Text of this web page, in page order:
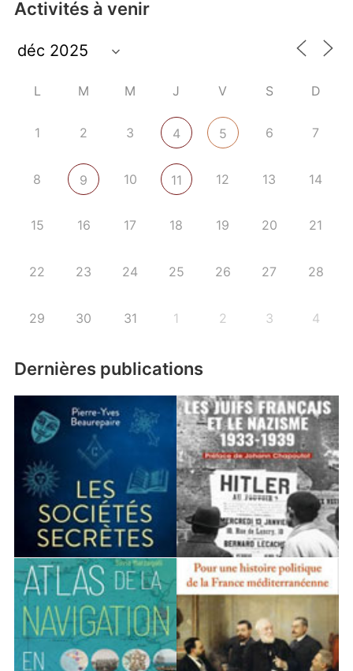
Activités à venir
L M M J V S D
1 2 3 4 5 6 7
8 9 10 11 12 13 14
15 16 17 18 19 20 21
22 23 24 25 26 27 28
29 30 31 1 2 3 4
Dernières publications